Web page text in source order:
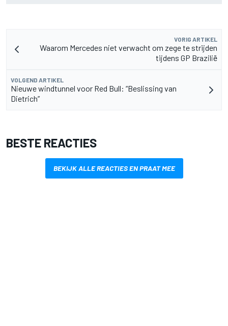
VORIG ARTIKEL
Waarom Mercedes niet verwacht om zege te strijden
tijdens GP Brazilië
VOLGEND ARTIKEL
Nieuwe windtunnel voor Red Bull: “Beslissing van
Dietrich”
BESTE REACTIES
BEKIJK ALLE REACTIES EN PRAAT MEE